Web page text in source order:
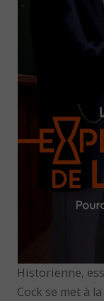
Historienne,
Cock se met à